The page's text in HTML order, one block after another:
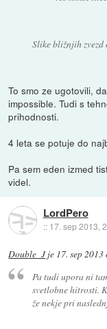
Slike bližnjih zvezd
To smo ze ugotovili,
impossible. Tudi s
prihodnosti.
4 leta se potuje do
Pa sem eden izmed
videl.
LordPero
:: 17. sep 2013,
Double_Jje 17. sep
Pa tudi upora ni
svetlobne hitrosti.
že nekje pri